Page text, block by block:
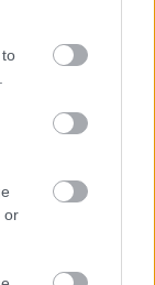
or
llegada como
El
Los Angeles
un gol,